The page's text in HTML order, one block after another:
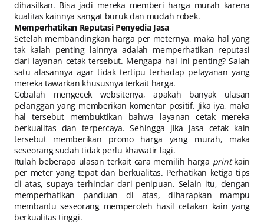
dihasilkan. Bisa jadi mereka memberi harga murah karena
kualitas kainnya sangat buruk dan mudah robek.
Memperhatikan Reputasi Penyedia Jasa
Setelah membandingkan harga per meternya, maka hal yang
tak kalah penting lainnya adalah memperhatikan reputasi
dari layanan cetak tersebut. Mengapa hal ini penting? Salah
satu alasannya agar tidak tertipu terhadap pelayanan yang
mereka tawarkan khususnya terkait harga.
Cobalah mengecek websitenya, apakah banyak ulasan
pelanggan yang memberikan komentar positif. Jika iya, maka
hal tersebut membuktikan bahwa layanan cetak mereka
berkualitas dan terpercaya. Sehingga jika jasa cetak kain
tersebut memberikan promo harga yang murah, maka
seseorang sudah tidak perlu khawatir lagi.
Itulah beberapa ulasan terkait cara memilih harga printkain
per meter yang tepat dan berkualitas. Perhatikan ketiga tips
di atas, supaya terhindar dari penipuan. Selain itu, dengan
memperhatikan panduan di atas, diharapkan mampu
membantu seseorang memperoleh hasil cetakan kain yang
berkualitas tinggi.